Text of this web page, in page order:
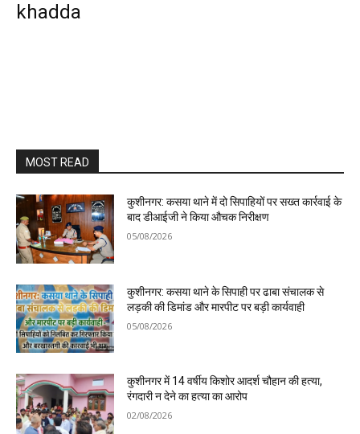
khadda
MOST READ
कुशीनगर: कसया थाने में दो सिपाहियों पर सख्त कार्रवाई के
बाद डीआईजी ने किया औचक निरीक्षण
05/08/2026
कुशीनगर: कसया थाने के सिपाही पर ढाबा संचालक से
लड़की की डिमांड और मारपीट पर बड़ी कार्यवाही
05/08/2026
कुशीनगर में 14 वर्षीय किशोर आदर्श चौहान की हत्या,
रंगदारी न देने का हत्या का आरोप
02/08/2026